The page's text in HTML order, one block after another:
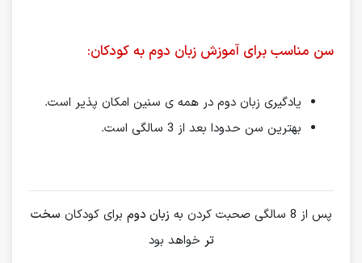
سن مناسب برای آموزش زبان دوم به کودکان:
یادگیری زبان دوم در همه ی سنین امکان پذیر است.
بهترین سن حدودا بعد از 3 سالگی است.
پس از 8 سالگی صحبت کردن به زبان دوم برای کودکان سخت
تر خواهد بود